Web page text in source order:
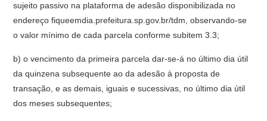
sujeito passivo na plataforma de adesão disponibilizada no
endereço fiqueemdia.prefeitura.sp.gov.br/tdm, observando-se
o valor mínimo de cada parcela conforme subitem 3.3;
b) o vencimento da primeira parcela dar-se-á no último dia útil
da quinzena subsequente ao da adesão à proposta de
transação, e as demais, iguais e sucessivas, no último dia útil
dos meses subsequentes;